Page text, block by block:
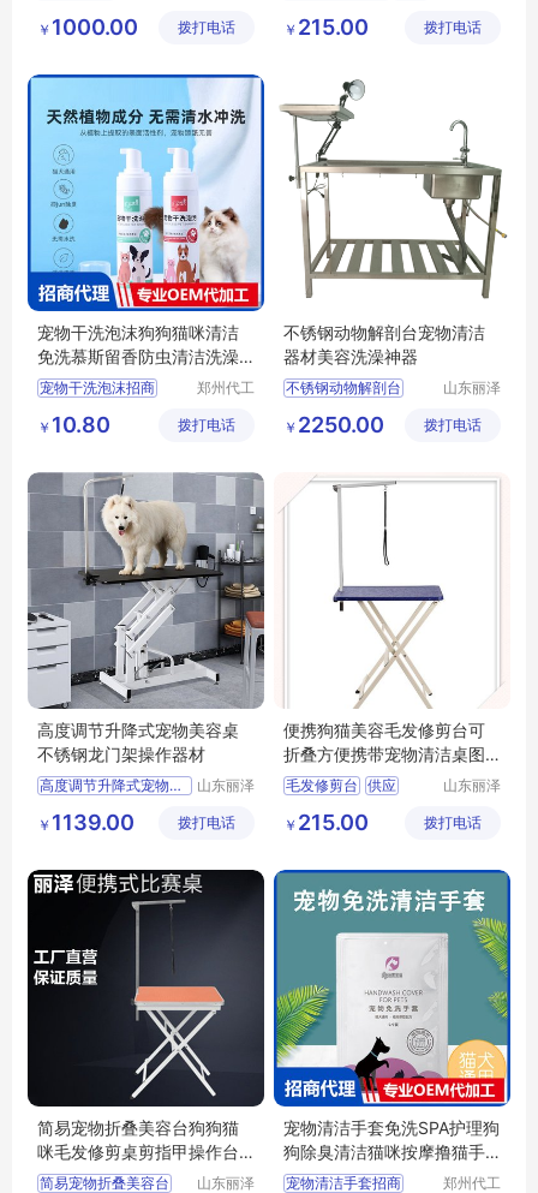
空气清新
限责任公
￥ 1000.00 拨打电话
狗狗清洁美容工具
有限公司
￥ 215.00 拨打电话
宠物干洗泡沫狗狗猫咪清洁
免洗慕斯留香防虫清洁洗澡
用品批发
宠物干洗泡沫招商
狗狗猫咪清洁慕斯代理
宠物洗澡用品批发
郑州代工
技有限公
￥ 10.80 拨打电话
不锈钢动物解剖台宠物清洁
器材美容洗澡神器
不锈钢动物解剖台
狗狗及用品
山东丽泽
有限公司
￥ 2250.00 拨打电话
高度调节升降式宠物美容桌
不锈钢龙门架操作器材
高度调节升降式宠物美容桌
狗狗及用品
山东丽泽
有限公司
￥ 1139.00 拨打电话
便携狗猫美容毛发修剪台可
折叠方便携带宠物清洁桌图
片
毛发修剪台 供应
狗狗清洁美容工具
山东丽泽
有限公司
￥ 215.00 拨打电话
简易宠物折叠美容台狗狗猫
咪毛发修剪桌剪指甲操作台
丽泽
简易宠物折叠美容台
山东丽泽
宠物清洁手套免洗SPA护理狗
狗除臭清洁猫咪按摩撸猫手
套批发
宠物清洁手套招商
郑州代工